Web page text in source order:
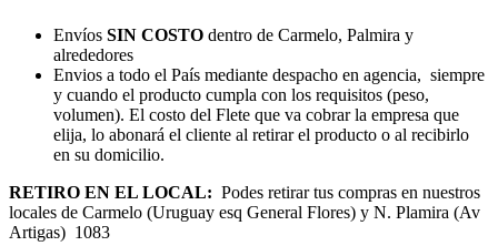
Envíos SIN COSTO dentro de Carmelo, Palmira y
alrededores
Envios a todo el País mediante despacho en agencia, siempre
y cuando el producto cumpla con los requisitos (peso,
volumen). El costo del Flete que va cobrar la empresa que
elija, lo abonará el cliente al retirar el producto o al recibirlo
en su domicilio.
RETIRO EN EL LOCAL: Podes retirar tus compras en nuestros
locales de Carmelo (Uruguay esq General Flores) y N. Plamira (Av
Artigas) 1083